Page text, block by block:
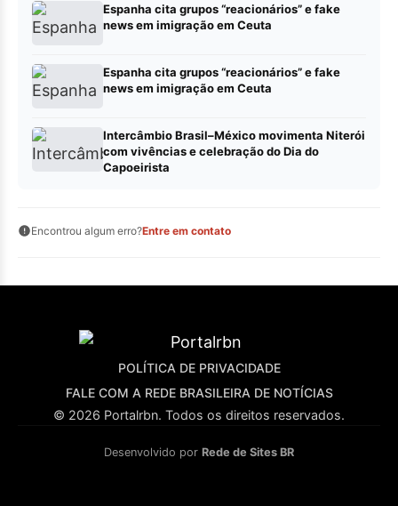
Espanha cita grupos “reacionários” e fake
news em imigração em Ceuta
Espanha cita grupos “reacionários” e fake
news em imigração em Ceuta
Intercâmbio Brasil–México movimenta Niterói
com vivências e celebração do Dia do
Capoeirista
Encontrou algum erro?Entre em contato
POLÍTICA DE PRIVACIDADE
FALE COM A REDE BRASILEIRA DE NOTÍCIAS
© 2026 Portalrbn. Todos os direitos reservados.
Desenvolvido por Rede de Sites BR